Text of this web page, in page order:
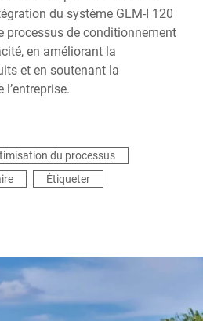
du système GLM-I 120
processus de conditionnement
en améliorant la
et en soutenant la
du processus
Étiqueter